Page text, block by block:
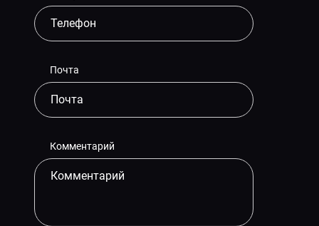
Почта
Комментарий